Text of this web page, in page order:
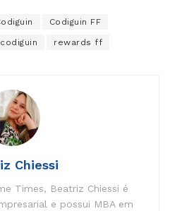
Codiguin FF
rewards ff
Chiessi
Times, Beatriz Chiessi é
e possui MBA em